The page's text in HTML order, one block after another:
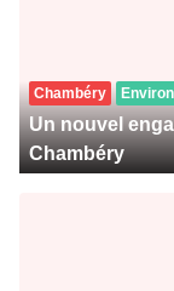
Chambéry
Un nouvel
Chambéry